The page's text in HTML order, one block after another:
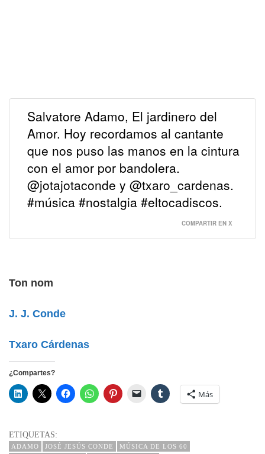
Salvatore Adamo, El jardinero del
Amor. Hoy recordamos al cantante
que nos puso las manos en la cintura
con el amor por bandolera.
@jotajotaconde y @txaro_cardenas.
#música #nostalgia #eltocadiscos.
COMPARTIR EN X
Ton nom
J. J. Conde
Txaro Cárdenas
¿Compartes?
Más
ETIQUETAS:
ADAMO JOSÉ JESÚS CONDE
MÚSICA DE LOS 60